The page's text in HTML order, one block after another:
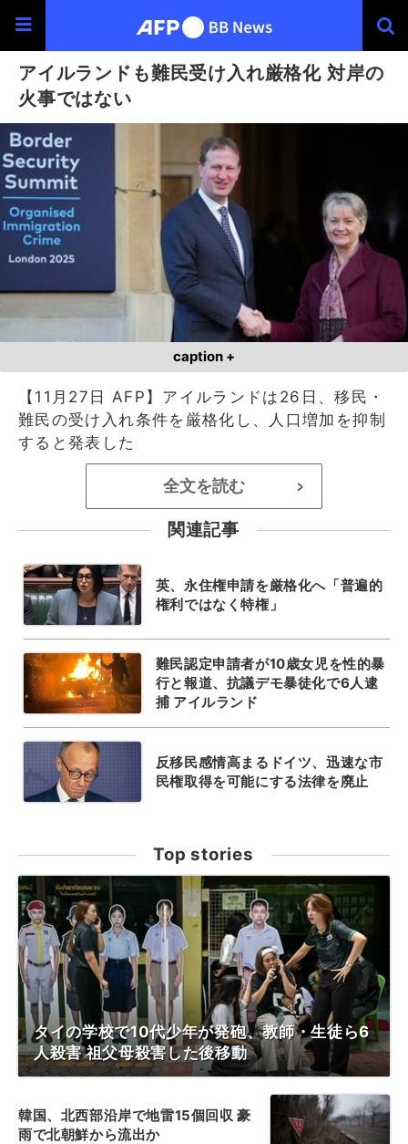
アイルランドも難民受け入れ厳格化 対岸の
火事ではない
caption +
【11月27日 AFP】アイルランドは26日、移民・
難民の受け入れ条件を厳格化し、人口増加を抑制
すると発表した
全文を読む >
関連記事
英、永住権申請を厳格化へ「普遍的
権利ではなく特権」
難民認定申請者が10歳女児を性的暴
行と報道、抗議デモ暴徒化で6人逮
捕 アイルランド
反移民感情高まるドイツ、迅速な市
民権取得を可能にする法律を廃止
Top stories
タイの学校で10代少年が発砲、教師・生徒ら6
人殺害 祖父母殺害した後移動
韓国、北西部沿岸で地雷15個回収 豪
雨で北朝鮮から流出か